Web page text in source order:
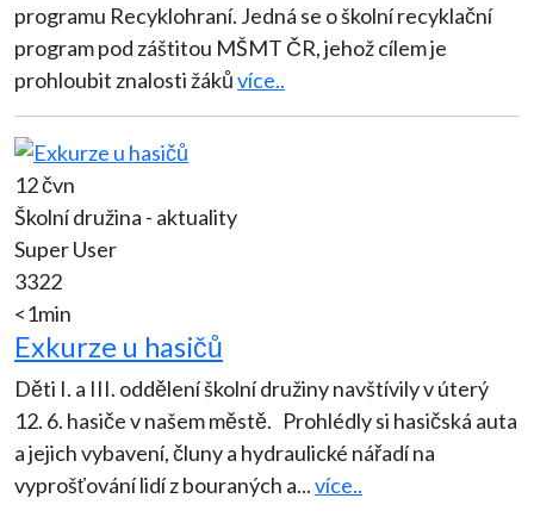
programu Recyklohraní. Jedná se o školní recyklační
program pod záštitou MŠMT ČR, jehož cílem je
prohloubit znalosti žákůvíce..
12 čvn
Školní družina - aktuality
Super User
3322
<1min
Exkurze u hasičů
Děti I. a III. oddělení školní družiny navštívily v úterý
12. 6. hasiče v našem městě. Prohlédly si hasičská auta
a jejich vybavení, čluny a hydraulické nářadí na
vyprošťování lidí z bouraných a...více..